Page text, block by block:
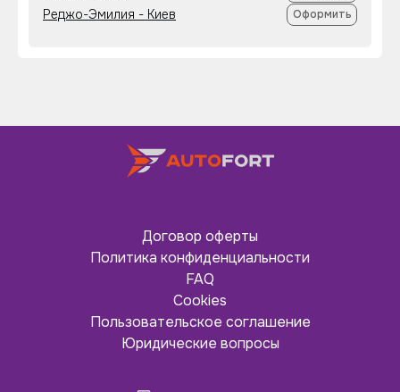
Реджо-Эмилия - Киев Оформить
Договор оферты
Политика конфиденциальности
FAQ
Cookies
Пользовательское соглашение
Юридические вопросы